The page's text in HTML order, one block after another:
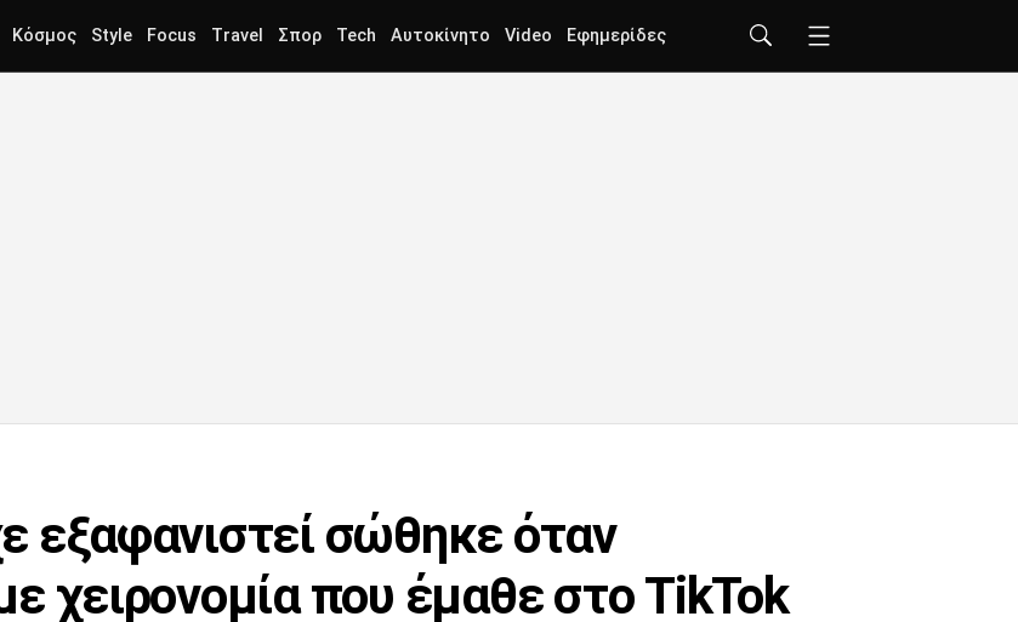
Κόσμος Style Focus Travel Σπορ Tech Αυτοκίνητο Video Εφημερίδες
εξαφανιστεί σώθηκε όταν
χειρονομία που έμαθε στο TikTok